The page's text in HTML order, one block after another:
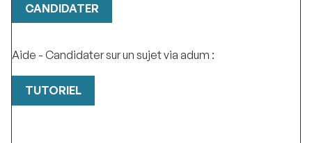
CANDIDATER
Aide - Candidater sur un sujet via adum :
TUTORIEL